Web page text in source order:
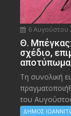
6 Αυγούστου
Θ.
σχέδιο,
Τη συνολική
του
ΔΗΜΟΣ